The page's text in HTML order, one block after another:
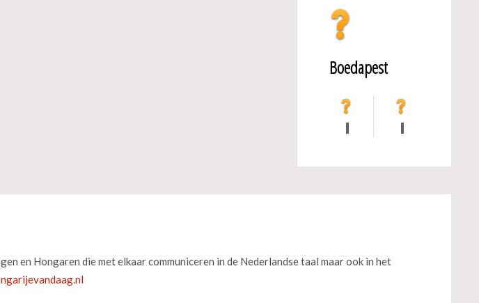
Boedapest
en Hongaren die met elkaar communiceren in de Nederlandse taal maar ook in het